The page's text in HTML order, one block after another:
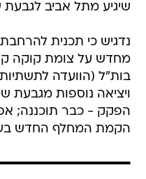
שיגיע מתל אביב
מחדש על צומת קוקה
בות"ל (הוועדה
ויציאה נוספות מגבעת
הפקק - כבר תוכננה;
הקמת המחלף החדש